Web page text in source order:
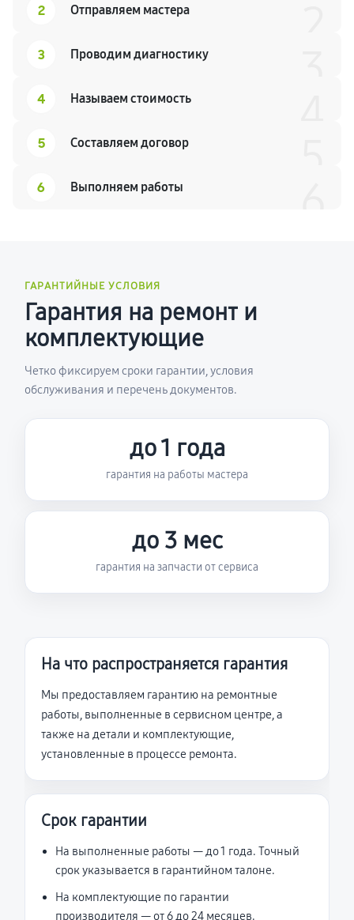
2 Отправляем мастера
3 Проводим диагностику
4 Называем стоимость
5 Составляем договор
6 Выполняем работы
ГАРАНТИЙНЫЕ УСЛОВИЯ
Гарантия на ремонт и
комплектующие
Четко фиксируем сроки гарантии, условия
обслуживания и перечень документов.
до 1 года
гарантия на работы мастера
до 3 мес
гарантия на запчасти от сервиса
На что распространяется гарантия
Мы предоставляем гарантию на ремонтные
работы, выполненные в сервисном центре, а
также на детали и комплектующие,
установленные в процессе ремонта.
Срок гарантии
На выполненные работы — до 1 года. Точный
срок указывается в гарантийном талоне.
На комплектующие по гарантии
производителя — от 6 до 24 месяцев.